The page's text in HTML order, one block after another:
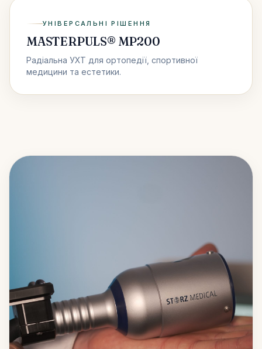
УНІВЕРСАЛЬНІ РІШЕННЯ
MASTERPULS® MP200
Радіальна УХТ для ортопедії, спортивної
медицини та естетики.